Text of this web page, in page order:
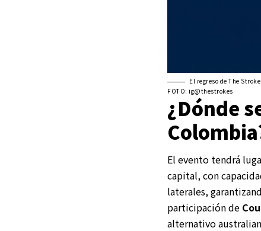
El regreso de The
FOTO: ig@thestrokes
¿Dónde
El evento tendrá
capital, con
laterales,
participación de
alternativo